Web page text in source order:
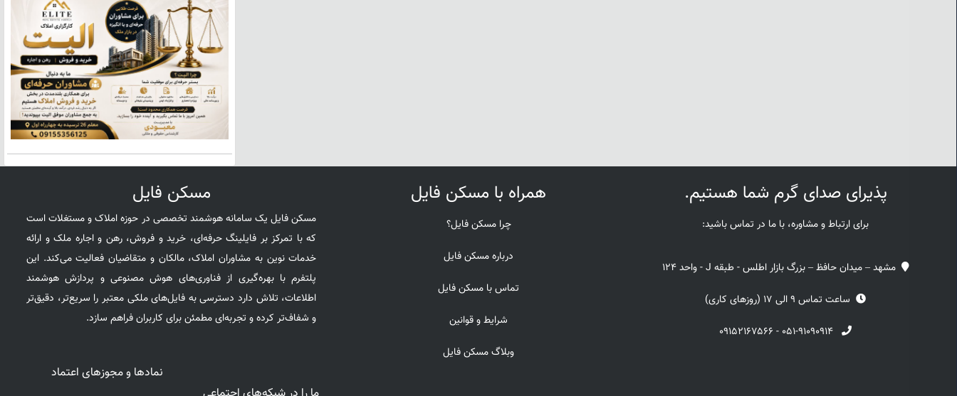
پذیرای صدای گرم شما هستیم.
برای ارتباط و مشاوره، با ما در تماس باشید:
مشهد – میدان حافظ – بزرگ بازار اطلس - طبقه J - واحد 124
ساعت تماس 9 الی 17 (روزهای کاری)
۰۵۱-۹۱۰۹۰۹۱۴ - ۰۹۱۵۲۱۶۷۵۶۶
همراه با مسکن فایل
چرا مسکن فایل؟
درباره مسکن فایل
تماس با مسکن فایل
شرایط و قوانین
وبلاگ مسکن فایل
مسکن فایل
مسکن فایل یک سامانه هوشمند تخصصی در حوزه املاک و مستغلات است
که با تمرکز بر فایلینگ حرفه‌ای، خرید و فروش، رهن و اجاره ملک و ارائه
خدمات نوین به مشاوران املاک، مالکان و متقاضیان فعالیت می‌کند. این
پلتفرم با بهره‌گیری از فناوری‌های هوش مصنوعی و پردازش هوشمند
اطلاعات، تلاش دارد دسترسی به فایل‌های ملکی معتبر را سریع‌تر، دقیق‌تر
و شفاف‌تر کرده و تجربه‌ای مطمئن برای کاربران فراهم سازد.
نمادها و مجوزهای اعتماد